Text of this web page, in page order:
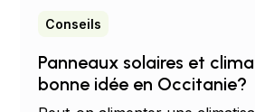
Conseils
Panneaux solaires et
bonne idée en Occitanie?